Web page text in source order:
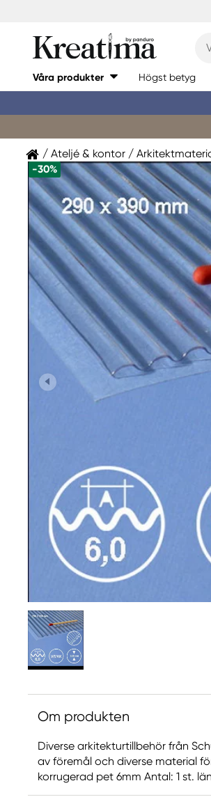
Våra produkter Högst betyg
Ateljé & kontor
-30%
Om produkten
Diverse arkitekturtillbehör från
av föremål och diverse material
korrugerad pet 6mm Antal: 1 st.